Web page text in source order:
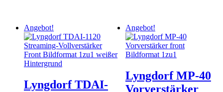
Angebot!
Lyngdorf TDAI-
Angebot!
Lyngdorf MP-40
Vorverstärker